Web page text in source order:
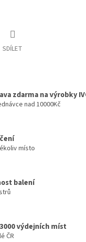
SDÍLET
zdarma na výrobky
nad 10000Kč
místo
balení
výdejních míst
ČR